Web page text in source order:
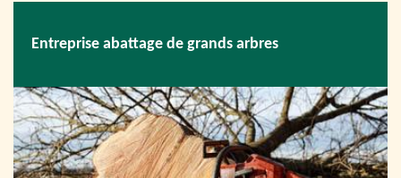
Entreprise abattage de grands arbres